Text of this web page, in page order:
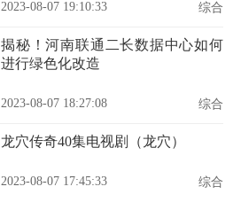
2023-08-07 19:10:33 综合
揭秘！河南联通二长数据中心如何
进行绿色化改造
2023-08-07 18:27:08 综合
龙穴传奇40集电视剧（龙穴）
2023-08-07 17:45:33 综合